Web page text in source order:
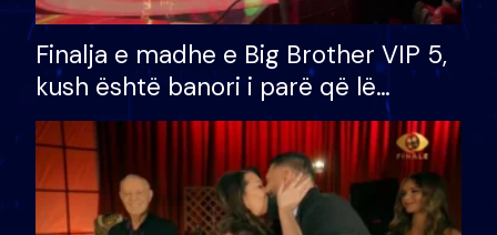
Finalja e madhe e Big Brother VIP 5,
kush është banori i parë që lë
shtëpinë dhe humb mundësinë për
të fituar çmimin e madh